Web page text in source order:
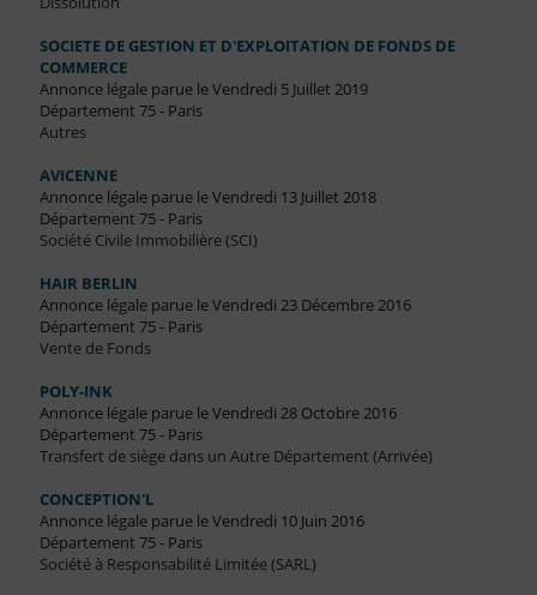
SOCIETE DE GESTION ET D'EXPLOITATION DE FONDS DE
COMMERCE
Annonce légale parue le Vendredi 5 Juillet 2019
Département 75 - Paris
Autres
AVICENNE
Annonce légale parue le Vendredi 13 Juillet 2018
Département 75 - Paris
Société Civile Immobilière (SCI)
HAIR BERLIN
Annonce légale parue le Vendredi 23 Décembre 2016
Département 75 - Paris
Vente de Fonds
POLY-INK
Annonce légale parue le Vendredi 28 Octobre 2016
Département 75 - Paris
Transfert de siège dans un Autre Département (Arrivée)
CONCEPTION'L
Annonce légale parue le Vendredi 10 Juin 2016
Département 75 - Paris
Société à Responsabilité Limitée (SARL)